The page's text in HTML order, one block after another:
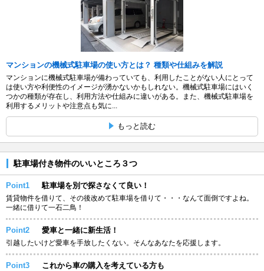
マンションの機械式駐車場の使い方とは？ 種類や仕組みを解説
マンションに機械式駐車場が備わっていても、利用したことがない人にとって
は使い方や利便性のイメージが湧かないかもしれない。機械式駐車場にはいく
つかの種類が存在し、利用方法や仕組みに違いがある。また、機械式駐車場を
利用するメリットや注意点も気に...
もっと読む
駐車場付き物件のいいところ３つ
Point1 駐車場を別で探さなくて良い！
賃貸物件を借りて、その後改めて駐車場を借りて・・・なんて面倒ですよね。
一緒に借りて一石二鳥！
Point2 愛車と一緒に新生活！
引越したいけど愛車を手放したくない。そんなあなたを応援します。
Point3 これから車の購入を考えている方も